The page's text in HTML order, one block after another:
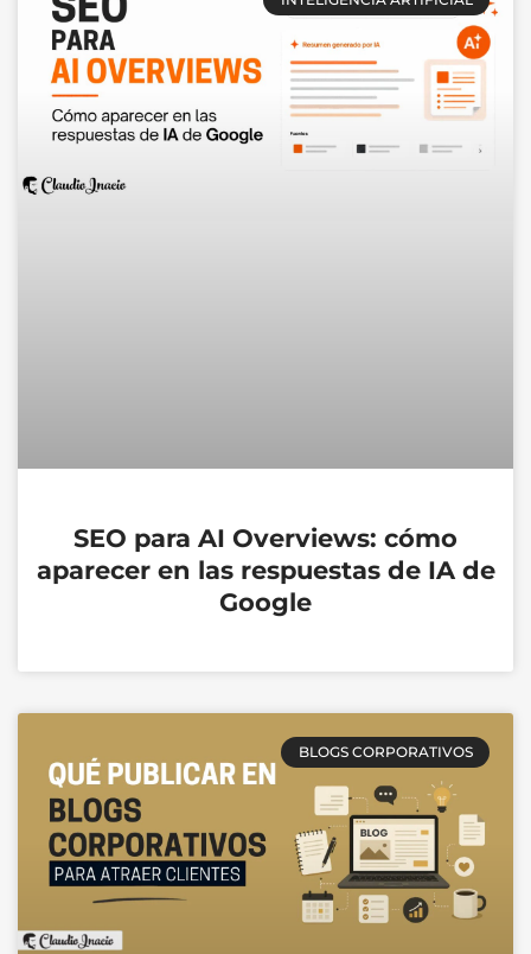
SEO para AI Overviews: cómo
aparecer en las respuestas de IA de
Google
BLOGS CORPORATIVOS